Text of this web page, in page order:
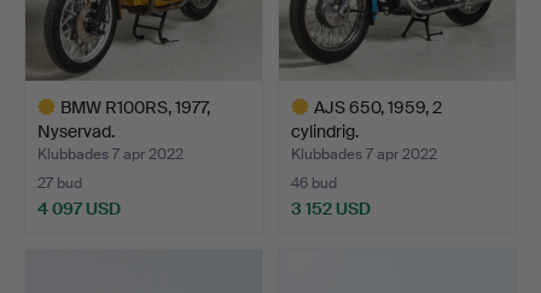
BMW R100RS, 1977,
Nyservad.
Klubbades 7 apr 2022
27 bud
4 097 USD
AJS 650, 1959, 2
cylindrig.
Klubbades 7 apr 2022
46 bud
3 152 USD